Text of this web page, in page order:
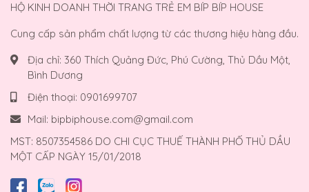
HỘ KINH DOANH THỜI TRANG TRẺ EM BÍP BÍP HOUSE
Cung cấp sản phẩm chất lượng từ các thương hiệu hàng đầu.
Địa chỉ: 360 Thích Quảng Đức, Phú Cường, Thủ Dầu Một,
Bình Dương
Điện thoại: 0901699707
Mail: bipbiphouse.com@gmail.com
MST: 8507354586 DO CHI CỤC THUẾ THÀNH PHỐ THỦ DẦU
MỘT CẤP NGÀY 15/01/2018